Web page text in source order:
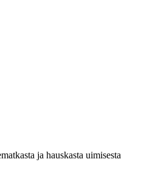
ja hauskasta uimisesta